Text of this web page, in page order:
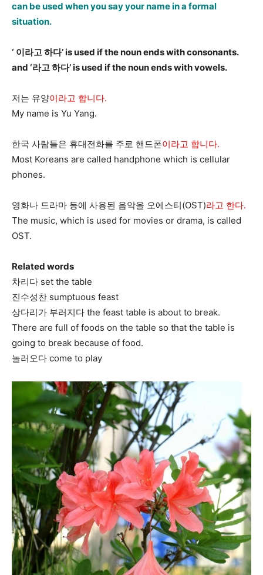
can be used when you say your name in a formal
situation.
‘ 이라고 하다’ is used if the noun ends with consonants.
and ‘라고 하다’ is used if the noun ends with vowels.
저는 유양이라고 합니다.
My name is Yu Yang.
한국 사람들은 휴대전화를 주로 핸드폰이라고 합니다.
Most Koreans are called handphone which is cellular
phones.
영화나 드라마 등에 사용된 음악을 오에스티(OST)라고 한다.
The music, which is used for movies or drama, is called
OST.
Related words
차리다 set the table
진수성찬 sumptuous feast
상다리가 부러지다 the feast table is about to break.
There are full of foods on the table so that the table is
going to break because of food.
놀러오다 come to play